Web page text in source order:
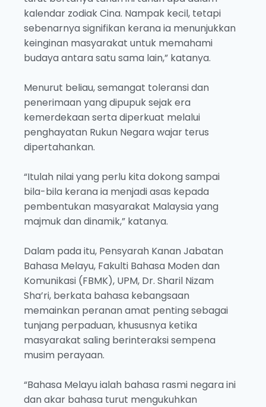
kalendar zodiak Cina. Nampak kecil, tetapi
sebenarnya signifikan kerana ia menunjukkan
keinginan masyarakat untuk memahami
budaya antara satu sama lain,” katanya.
Menurut beliau, semangat toleransi dan
penerimaan yang dipupuk sejak era
kemerdekaan serta diperkuat melalui
penghayatan Rukun Negara wajar terus
dipertahankan.
“Itulah nilai yang perlu kita dokong sampai
bila-bila kerana ia menjadi asas kepada
pembentukan masyarakat Malaysia yang
majmuk dan dinamik,” katanya.
Dalam pada itu, Pensyarah Kanan Jabatan
Bahasa Melayu, Fakulti Bahasa Moden dan
Komunikasi (FBMK), UPM, Dr. Sharil Nizam
Sha’ri, berkata bahasa kebangsaan
memainkan peranan amat penting sebagai
tunjang perpaduan, khususnya ketika
masyarakat saling berinteraksi sempena
musim perayaan.
“Bahasa Melayu ialah bahasa rasmi negara ini
dan akar bahasa turut mengukuhkan